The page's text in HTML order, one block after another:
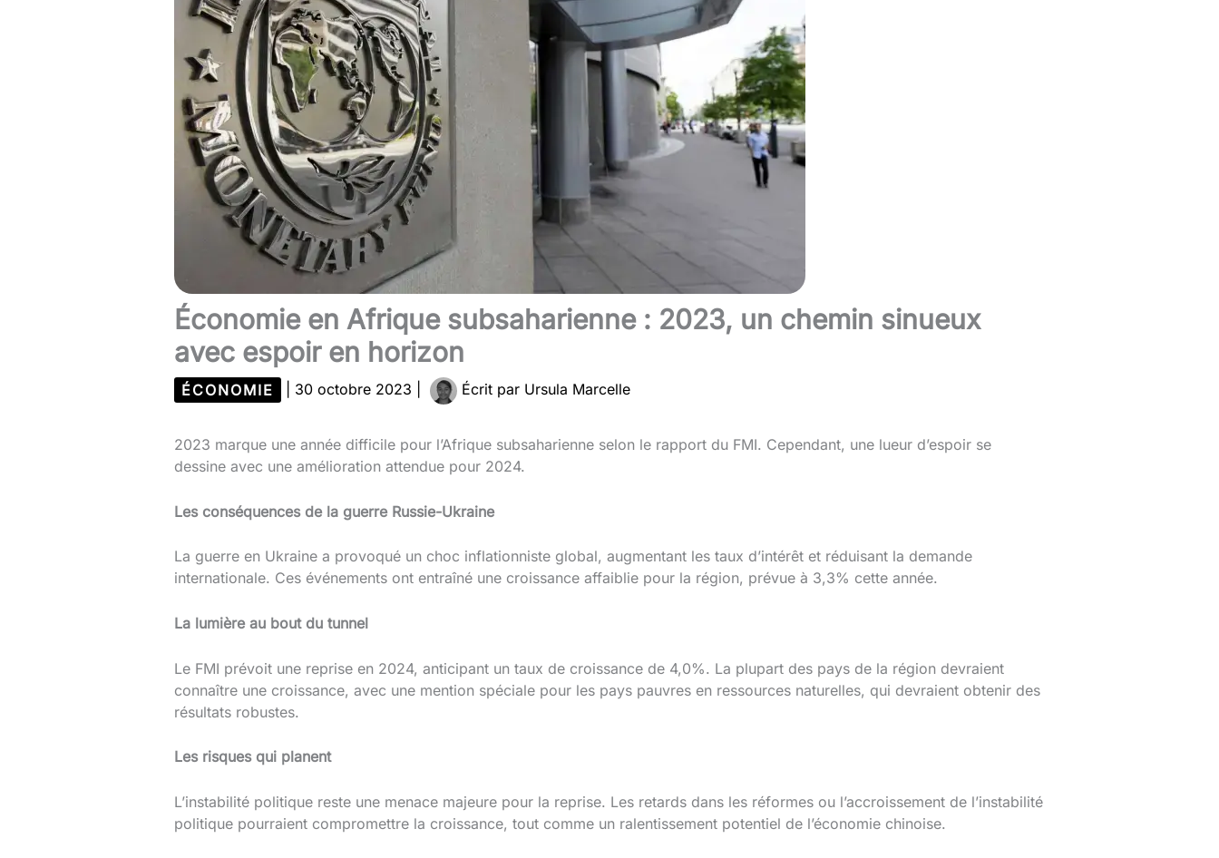
Économie en Afrique subsaharienne : 2023, un chemin sinueux
avec espoir en horizon
ÉCONOMIE 30 octobre 2023 Écrit par Ursula Marcelle
2023 marque une année difficile pour l’Afrique subsaharienne selon le rapport du FMI. Cependant, une lueur d’espoir se
dessine avec une amélioration attendue pour 2024.
Les conséquences de la guerre Russie-Ukraine
La guerre en Ukraine a provoqué un choc inflationniste global, augmentant les taux d’intérêt et réduisant la demande
internationale. Ces événements ont entraîné une croissance affaiblie pour la région, prévue à 3,3% cette année.
La lumière au bout du tunnel
Le FMI prévoit une reprise en 2024, anticipant un taux de croissance de 4,0%. La plupart des pays de la région devraient
connaître une croissance, avec une mention spéciale pour les pays pauvres en ressources naturelles, qui devraient obtenir des
résultats robustes.
Les risques qui planent
L’instabilité politique reste une menace majeure pour la reprise. Les retards dans les réformes ou l’accroissement de l’instabilité
politique pourraient compromettre la croissance, tout comme un ralentissement potentiel de l’économie chinoise.